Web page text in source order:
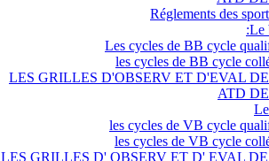
Réglements des
Le
Les cycles de BB cycle
les cycles de BB cycle
LES GRILLES D'OBSERV ET D'EVAL
ATD
les cycles de VB cycle
les cycles de VB cycle
LES GRILLES D' OBSERV ET D' EVAL